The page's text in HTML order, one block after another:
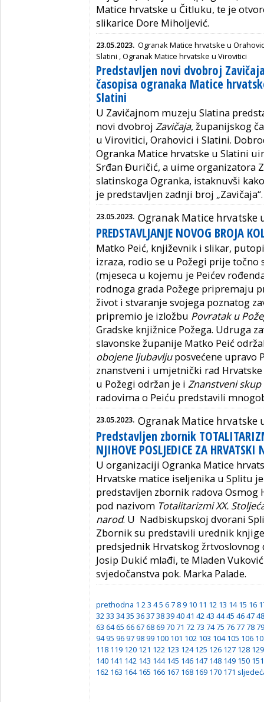
Matice hrvatske u Čitluku, te je
slikarice Dore Miholjević.
23.05.2023. Ogranak Matice hrvatske u
Slatini ,Ogranak Matice hrvatske u Virovitici
Predstavljen novi dvobroj
časopisa ogranaka Matice
Slatini
U Zavičajnom muzeju Slatina
novi dvobroj Zavičaja, županijskog
u Virovitici, Orahovici i Slatini.
Ogranka Matice hrvatske u Slatini
Srđan Đuričić, a uime organizatora
slatinskoga Ogranka, istaknuvši
je predstavljen zadnji broj „Zavičaja“.
23.05.2023. Ogranak Matice hrvatske
PREDSTAVLJANJE NOVOG BROJA
Matko Peić, književnik i slikar,
izraza, rodio se u Požegi prije točno
(mjeseca u kojemu je Peićev
rodnoga grada Požege pripremaju
život i stvaranje svojega poznatog
pripremio je izložbu Povratak u
Gradske knjižnice Požega. Udruga
slavonske županije Matko Peić
obojene ljubavljuposvećene upravo
znanstveni i umjetnički rad
u Požegi održan je i Znanstveni
radovima o Peiću predstavili
23.05.2023. Ogranak Matice hrvatske
Predstavljen zbornik
NJIHOVE POSLJEDICE ZA HRVATSKI
U organizaciji Ogranka Matice
Hrvatske matice iseljenika u Splitu
predstavljen zbornik radova Osmog
pod nazivom Totalitarizmi XX.
narod. U Nadbiskupskoj dvorani
Zbornik su predstavili urednik
predsjednik Hrvatskog žrtvoslovnog
Josip Dukić mlađi, te Mladen
svjedočanstva pok. Marka Palade.
prethodna 1 23 45 6 7 8 9 10 11 12 13 14 15 16
3233 3435 363738394041 4243 4445 464748
63 64 65 66 67 68 69 70 71 72 73 74 75 76 77 78 79
94 95 96 97 98 99 100 101 102 103 104 105 106
118 119 120 121 122 123 124 125 126 127 128 129
140 141 142 143 144 145 146 147 148 149 150 151
162 163 164 165 166 167 168 169 170 171